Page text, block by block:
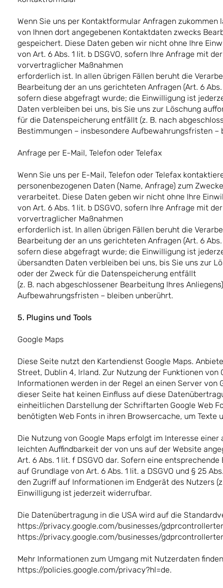
Wenn Sie uns per Kontaktformular Anfragen
von Ihnen dort angegebenen Kontaktdaten zwecks
gespeichert. Diese Daten geben wir nicht ohne Ihre
von Art. 6 Abs. 1 lit. b DSGVO, sofern Ihre Anfrage mit
vorvertraglicher Maßnahmen
erforderlich ist. In allen übrigen Fällen beruht die
Bearbeitung der an uns gerichteten Anfragen (Art. 6
sofern diese abgefragt wurde; die Einwilligung ist
Daten verbleiben bei uns, bis Sie uns zur Löschung
für die Datenspeicherung entfällt (z. B. nach
Bestimmungen – insbesondere Aufbewahrungsfristen –
Anfrage per E-Mail, Telefon oder Telefax
Wenn Sie uns per E-Mail, Telefon oder Telefax
personenbezogenen Daten (Name, Anfrage) zum
verarbeitet. Diese Daten geben wir nicht ohne Ihre
von Art. 6 Abs. 1 lit. b DSGVO, sofern Ihre Anfrage mit
vorvertraglicher Maßnahmen
erforderlich ist. In allen übrigen Fällen beruht die
Bearbeitung der an uns gerichteten Anfragen (Art. 6
sofern diese abgefragt wurde; die Einwilligung ist
übersandten Daten verbleiben bei uns, bis Sie uns zur
oder der Zweck für die Datenspeicherung entfällt
(z. B. nach abgeschlossener Bearbeitung Ihres
Aufbewahrungsfristen – bleiben unberührt.
5. Plugins und Tools
Google Maps
Diese Seite nutzt den Kartendienst Google Maps.
Street, Dublin 4, Irland. Zur Nutzung der Funktionen
Informationen werden in der Regel an einen Server
dieser Seite hat keinen Einfluss auf diese
einheitlichen Darstellung der Schriftarten Google Web
benötigten Web Fonts in ihren Browsercache, um
Die Nutzung von Google Maps erfolgt im Interesse
leichten Auffindbarkeit der von uns auf der Website
Art. 6 Abs. 1 lit. f DSGVO dar. Sofern eine
auf Grundlage von Art. 6 Abs. 1 lit. a DSGVO und § 25
den Zugriff auf Informationen im Endgerät des Nutzers
Einwilligung ist jederzeit widerrufbar.
Die Datenübertragung in die USA wird auf die
https://privacy.google.com/businesses/
https://privacy.google.com/businesses/
Mehr Informationen zum Umgang mit Nutzerdaten
https://policies.google.com/privacy?hl=de.